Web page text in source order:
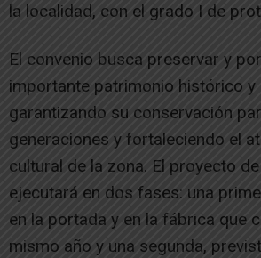
la localidad, con el grado I de
El convenio busca preservar y
importante patrimonio histórico y
garantizando su conservación
generaciones y fortaleciendo el
cultural de la zona. El proyecto
ejecutará en dos fases: una
en la portada y en la fábrica que
mismo año y una segunda,